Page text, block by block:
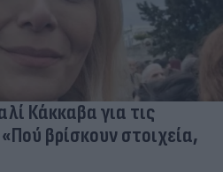
Κάκκαβα για τις
βρίσκουν στοιχεία,